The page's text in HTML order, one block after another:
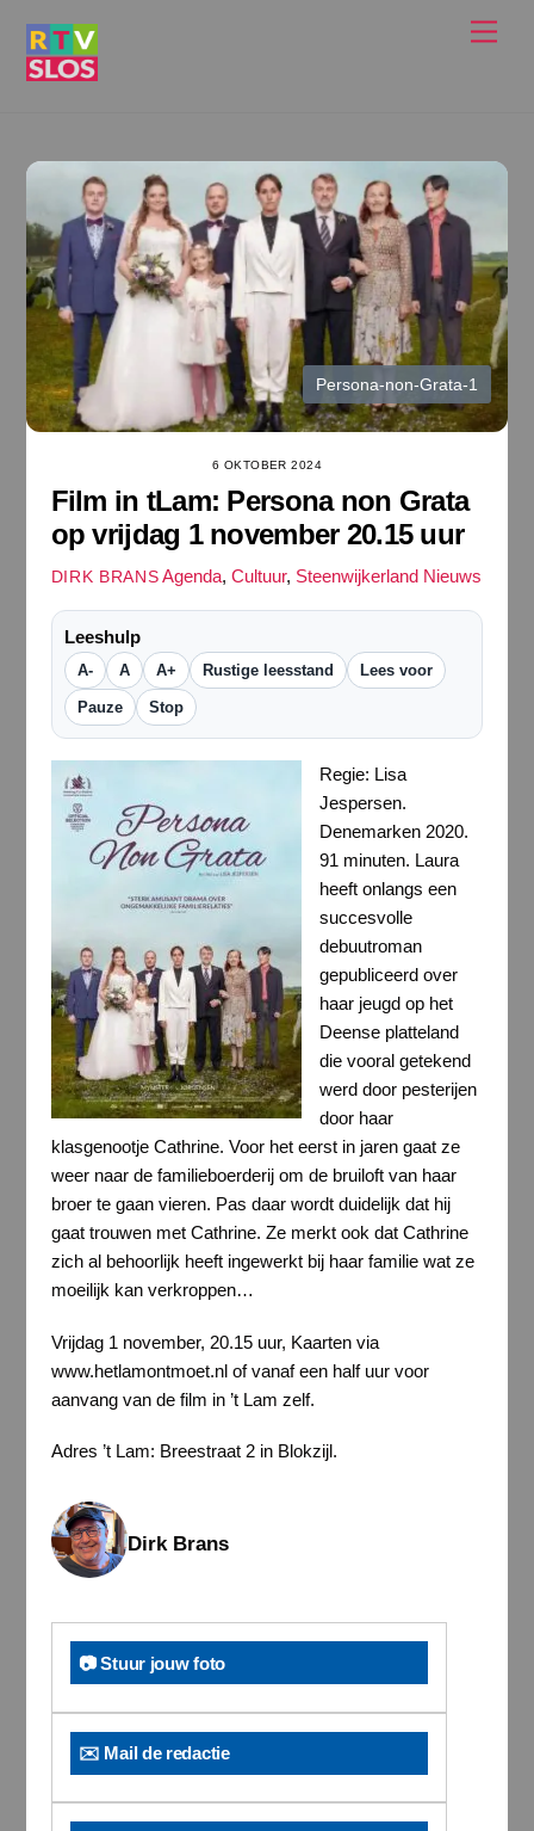
Persona-non-Grata-1
6 OKTOBER 2024
Film in tLam: Persona non Grata
op vrijdag 1 november 20.15 uur
DIRK BRANS Agenda,Cultuur, Steenwijkerland Nieuws
Leeshulp
A- A A+ Rustige leesstand Lees voor
Pauze Stop
Regie: Lisa
Jespersen.
Denemarken 2020.
91 minuten. Laura
heeft onlangs een
succesvolle
debuutroman
gepubliceerd over
haar jeugd op het
Deense platteland
die vooral getekend
werd door pesterijen
door haar
klasgenootje Cathrine. Voor het eerst in jaren gaat ze
weer naar de familieboerderij om de bruiloft van haar
broer te gaan vieren. Pas daar wordt duidelijk dat hij
gaat trouwen met Cathrine. Ze merkt ook dat Cathrine
zich al behoorlijk heeft ingewerkt bij haar familie wat ze
moeilijk kan verkroppen…
Vrijdag 1 november, 20.15 uur, Kaarten via
www.hetlamontmoet.nl of vanaf een half uur voor
aanvang van de film in ’t Lam zelf.
Adres ’t Lam: Breestraat 2 in Blokzijl.
Dirk Brans
📷 Stuur jouw foto
✉️ Mail de redactie